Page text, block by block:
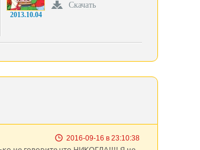
2013.10.04
Скачать
2016-09-16 в 23:10:38